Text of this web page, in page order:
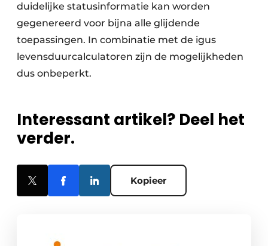
duidelijke statusinformatie kan worden
gegenereerd voor bijna alle glijdende
toepassingen. In combinatie met de igus
levensduurcalculatoren zijn de mogelijkheden
dus onbeperkt.
Interessant artikel? Deel het
verder.
Kopieer